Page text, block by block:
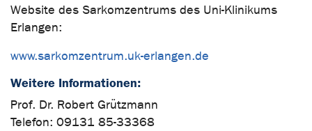
Website des Sarkomzentrums des Uni-Klinikums
Erlangen:
www.sarkomzentrum.uk-erlangen.de
Weitere Informationen:
Prof. Dr. Robert Grützmann
Telefon: 09131 85-33368